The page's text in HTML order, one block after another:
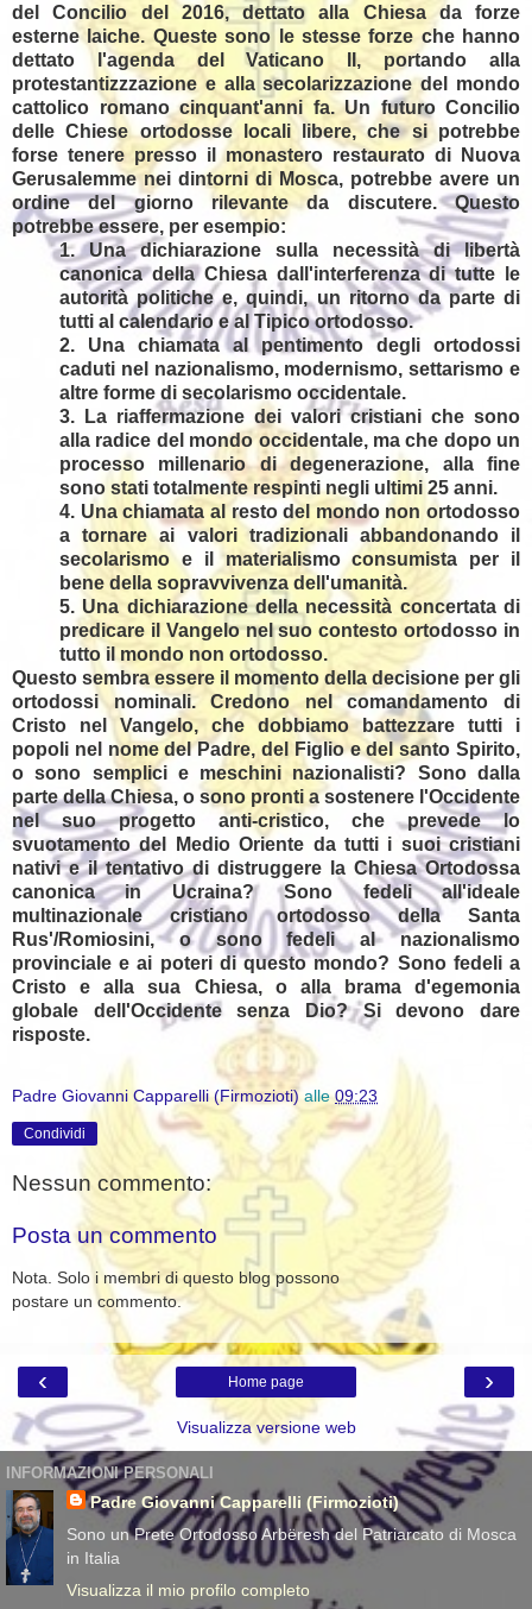
del Concilio del 2016, dettato alla Chiesa da forze
esterne laiche. Queste sono le stesse forze che hanno
dettato l'agenda del Vaticano II, portando alla
protestantizzzazione e alla secolarizzazione del mondo
cattolico romano cinquant'anni fa. Un futuro Concilio
delle Chiese ortodosse locali libere, che si potrebbe
forse tenere presso il monastero restaurato di Nuova
Gerusalemme nei dintorni di Mosca, potrebbe avere un
ordine del giorno rilevante da discutere. Questo
potrebbe essere, per esempio:
1. Una dichiarazione sulla necessità di libertà
canonica della Chiesa dall'interferenza di tutte le
autorità politiche e, quindi, un ritorno da parte di
tutti al ​​calendario e al Tipico ortodosso.
2. Una chiamata al pentimento degli ortodossi
caduti nel nazionalismo, modernismo, settarismo e
altre forme di secolarismo occidentale.
3. La riaffermazione dei valori cristiani che sono
alla radice del mondo occidentale, ma che dopo un
processo millenario di degenerazione, alla fine
sono stati totalmente respinti negli ultimi 25 anni.
4. Una chiamata al resto del mondo non ortodosso
a tornare ai valori tradizionali abbandonando il
secolarismo e il materialismo consumista per il
bene della sopravvivenza dell'umanità.
5. Una dichiarazione della necessità concertata di
predicare il Vangelo nel suo contesto ortodosso in
tutto il mondo non ortodosso.
Questo sembra essere il momento della decisione per gli
ortodossi nominali. Credono nel comandamento di
Cristo nel Vangelo, che dobbiamo battezzare tutti i
popoli nel nome del Padre, del Figlio e del santo Spirito,
o sono semplici e meschini nazionalisti? Sono dalla
parte della Chiesa, o sono pronti a sostenere l'Occidente
nel suo progetto anti-cristico, che prevede lo
svuotamento del Medio Oriente da tutti i suoi cristiani
nativi e il tentativo di distruggere la Chiesa Ortodossa
canonica in Ucraina? Sono fedeli all'ideale
multinazionale cristiano ortodosso della Santa
Rus'/Romiosini, o sono fedeli al nazionalismo
provinciale e ai poteri di questo mondo? Sono fedeli a
Cristo e alla sua Chiesa, o alla brama d'egemonia
globale dell'Occidente senza Dio? Si devono dare
risposte.
Padre Giovanni Capparelli (Firmozioti) alle09:23
Condividi
Nessun commento:
Posta un commento
Nota. Solo i membri di questo blog possono
postare un commento.
‹ ›
Home page
Visualizza versione web
INFORMAZIONI PERSONALI
Padre Giovanni Capparelli (Firmozioti)
Sono un Prete Ortodosso Arbëresh del Patriarcato di Mosca
in Italia
Visualizza il mio profilo completo